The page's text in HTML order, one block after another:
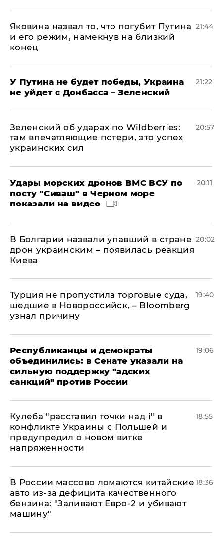
Яковина назвал то, что погубит Путина
и его режим, намекнув на близкий
конец
21:44
У Путина не будет победы, Украина
не уйдет с Донбасса – Зеленский
21:22
Зеленский об ударах по Wildberries:
там впечатляющие потери, это успех
украинских сил
20:57
Удары морских дронов ВМС ВСУ по
посту "Сиваш" в Черном море
показали на видео
20:11
В Болгарии назвали упавший в стране
дрон украинским – появилась реакция
Киева
20:02
Турция не пропустила торговые суда,
шедшие в Новороссийск, – Bloomberg
узнал причину
19:40
Республиканцы и демократы
объединились: в Сенате указали на
сильную поддержку "адских
санкций" против России
19:06
Кулеба "расставил точки над і" в
конфликте Украины с Польшей и
предупредил о новом витке
напряженности
18:55
В России массово ломаются китайские
авто из-за дефицита качественного
бензина: "Заливают Евро-2 и убивают
машину"
18:36